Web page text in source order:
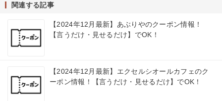
関連する記事
【2024年12月最新】あぶりやのクーポン情報！
【言うだけ・見せるだけ】でOK！
【2024年12月最新】エクセルシオールカフェのク
ーポン情報！【言うだけ・見せるだけ】でOK！